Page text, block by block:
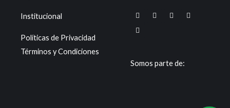
Institucional
Políticas de Privacidad
Términos y Condiciones
F
a
c
e
k
I
n
a
m
Y
o
X
-
T
i
k
t
Somos parte de: